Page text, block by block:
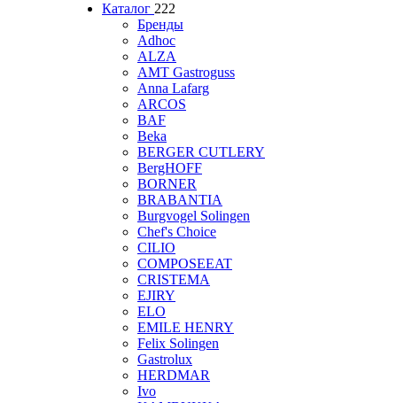
Каталог 222
Бренды
Adhoc
ALZA
AMT Gastroguss
Anna Lafarg
ARCOS
BAF
Beka
BERGER CUTLERY
BergHOFF
BORNER
BRABANTIA
Burgvogel Solingen
Chef's Choice
CILIO
COMPOSEEAT
CRISTEMA
EJIRY
ELO
EMILE HENRY
Felix Solingen
Gastrolux
HERDMAR
Ivo